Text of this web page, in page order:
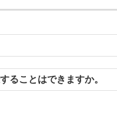
ることはできますか。